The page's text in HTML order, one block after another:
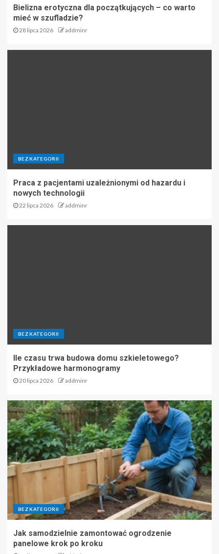
Bielizna erotyczna dla początkujących – co warto
mieć w szufladzie?
28 lipca 2026 addminr
BEZ KATEGORII
Praca z pacjentami uzależnionymi od hazardu i
nowych technologii
22 lipca 2026 addminr
BEZ KATEGORII
Ile czasu trwa budowa domu szkieletowego?
Przykładowe harmonogramy
20 lipca 2026 addminr
BEZ KATEGORII
Jak samodzielnie zamontować ogrodzenie
panelowe krok po kroku